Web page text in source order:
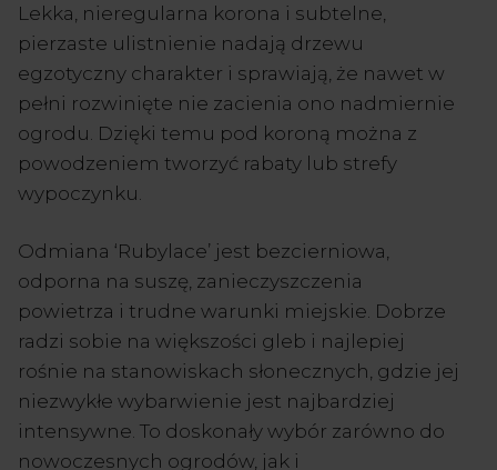
Lekka, nieregularna korona i subtelne,
pierzaste ulistnienie nadają drzewu
egzotyczny charakter i sprawiają, że nawet w
pełni rozwinięte nie zacienia ono nadmiernie
ogrodu. Dzięki temu pod koroną można z
powodzeniem tworzyć rabaty lub strefy
wypoczynku.
Odmiana ‘Rubylace’ jest bezcierniowa,
odporna na suszę, zanieczyszczenia
powietrza i trudne warunki miejskie. Dobrze
radzi sobie na większości gleb i najlepiej
rośnie na stanowiskach słonecznych, gdzie jej
niezwykłe wybarwienie jest najbardziej
intensywne. To doskonały wybór zarówno do
nowoczesnych ogrodów, jak i